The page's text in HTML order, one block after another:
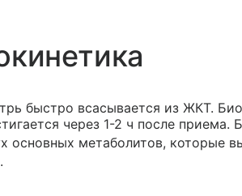
быстро всасывается из ЖКТ.
через 1-2 ч после
основных метаболитов, которые